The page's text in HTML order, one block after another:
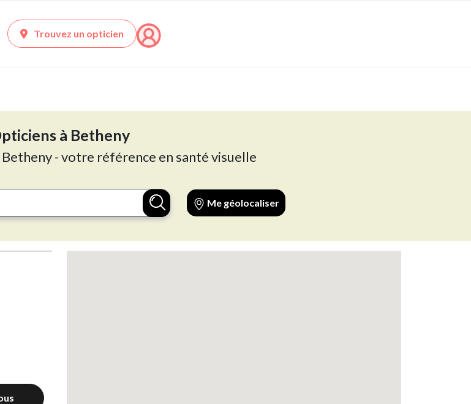
Trouvez un opticien
à Betheny
- votre référence en santé visuelle
Me géolocaliser